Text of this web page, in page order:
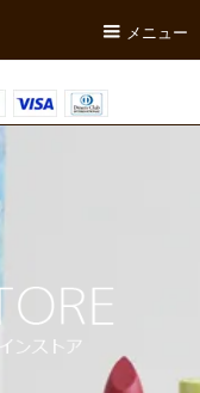
メニュー